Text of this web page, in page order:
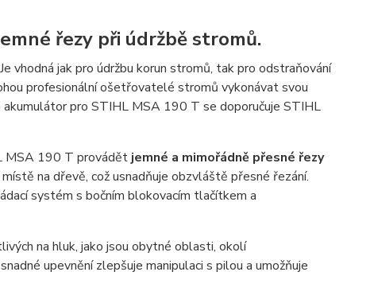
řezy při údržbě stromů.
Je vhodná jak pro údržbu korun stromů, tak pro odstraňování
profesionální ošetřovatelé stromů vykonávat svou
akumulátor pro STIHL MSA 190 T se doporučuje STIHL
MSA 190 T provádětjemné a mimořádně přesné řezy
na dřevě, což usnadňuje obzvláště přesné řezání.
systém s bočním blokovacím tlačítkem a
na hluk, jako jsou obytné oblasti, okolí
upevnění zlepšuje manipulaci s pilou a umožňuje